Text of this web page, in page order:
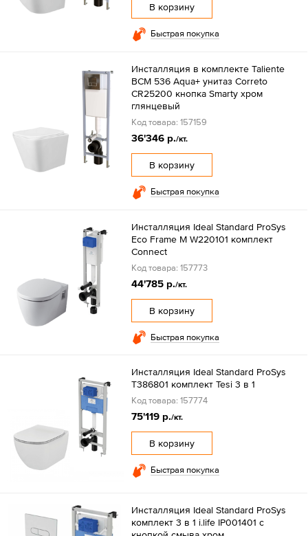
В корзину
Быстрая покупка
Инсталляция в комплекте Taliente
BCM 536 Aqua+ унитаз Correto
CR25200 кнопка Smarty хром
глянцевый
Код товара: 157159
36'346 р./кт.
В корзину
Быстрая покупка
Инсталляция Ideal Standard ProSys
Eco Frame M W220101 комплект
Connect
Код товара: 157773
44'785 р./кт.
В корзину
Быстрая покупка
Инсталляция Ideal Standard ProSys
T386801 комплект Tesi 3 в 1
Код товара: 157774
75'119 р./кт.
В корзину
Быстрая покупка
Инсталляция Ideal Standard ProSys
комплект 3 в 1 i.life IP001401 с